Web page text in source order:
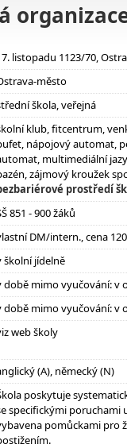
listopadu 1123/70,
město
škola, veřejná
klub, fitcentrum,
nápojový automat,
multimediální
zájmový kroužek
prostředí
851 - 900 žáků
DM/intern., cena
školní jídelně
době mimo vyučování: v
době mimo vyučování: v
web školy
(A), německý (N)
poskytuje
specifickými poruchami
pomůckami pro